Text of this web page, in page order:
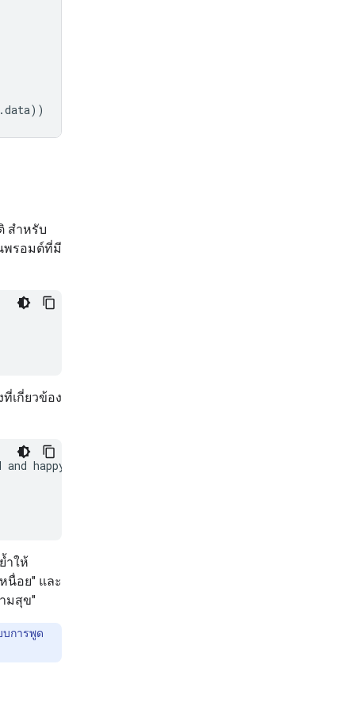
.data))
สำหรับ
พรอมต์ที่มี
เกี่ยวข้อง
happy:
ำให้
นื่อย" และ
มสุข"
บการพูด